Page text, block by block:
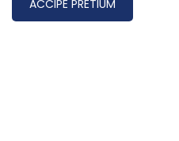
ACCIPE PRETIUM